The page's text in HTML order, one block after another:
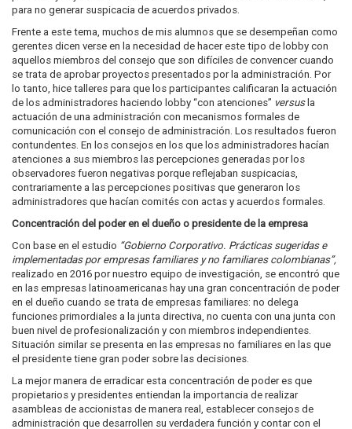
para no generar suspicacia de acuerdos privados.
Frente a este tema, muchos de mis alumnos que se desempeñan como
gerentes dicen verse en la necesidad de hacer este tipo de lobby con
aquellos miembros del consejo que son difíciles de convencer cuando
se trata de aprobar proyectos presentados por la administración. Por
lo tanto, hice talleres para que los participantes calificaran la actuación
de los administradores haciendo lobby “con atenciones” versusla
actuación de una administración con mecanismos formales de
comunicación con el consejo de administración. Los resultados fueron
contundentes. En los consejos en los que los administradores hacían
atenciones a sus miembros las percepciones generadas por los
observadores fueron negativas porque reflejaban suspicacias,
contrariamente a las percepciones positivas que generaron los
administradores que hacían comités con actas y acuerdos formales.
Concentración del poder en el dueño o presidente de la empresa
Con base en el estudio “Gobierno Corporativo. Prácticas sugeridas e
implementadas por empresas familiares y no familiares colombianas”,
realizado en 2016 por nuestro equipo de investigación, se encontró que
en las empresas latinoamericanas hay una gran concentración de poder
en el dueño cuando se trata de empresas familiares: no delega
funciones primordiales a la junta directiva, no cuenta con una junta con
buen nivel de profesionalización y con miembros independientes.
Situación similar se presenta en las empresas no familiares en las que
el presidente tiene gran poder sobre las decisiones.
La mejor manera de erradicar esta concentración de poder es que
propietarios y presidentes entiendan la importancia de realizar
asambleas de accionistas de manera real, establecer consejos de
administración que desarrollen su verdadera función y contar con el